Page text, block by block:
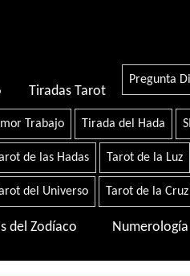
Tiradas Tarot
Pregunta
Trabajo Tirada del Hada
de las Hadas Tarot de la Luz
del Universo Tarot de la
del Zodíaco Numerología